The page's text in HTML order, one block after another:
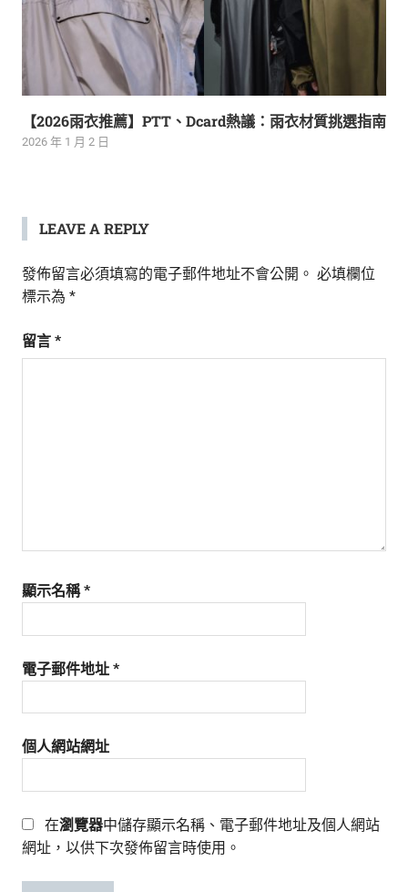
【2026雨衣推薦】PTT、Dcard熱議：雨衣材質挑選指南
2026 年 1 月 2 日
LEAVE A REPLY
發佈留言必須填寫的電子郵件地址不會公開。 必填欄位
標示為 *
留言 *
顯示名稱*
電子郵件地址 *
個人網站網址
在瀏覽器中儲存顯示名稱、電子郵件地址及個人網站
網址，以供下次發佈留言時使用。